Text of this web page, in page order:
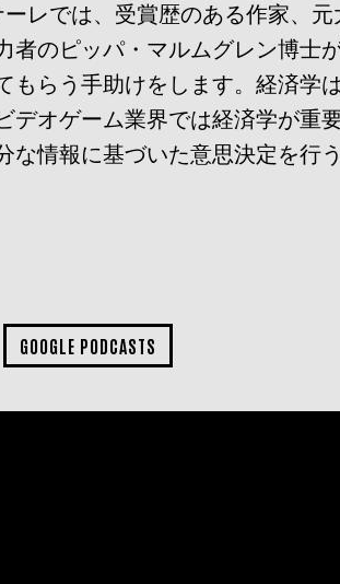
レでは、受賞歴のある作家、
者のピッパ・マルムグレン博士
もらう手助けをします。経済学
デオゲーム業界では経済学が重
な情報に基づいた意思決定を行
GOOGLE PODCASTS